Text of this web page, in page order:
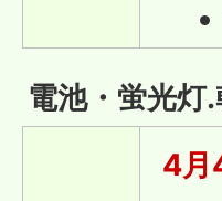
電池・蛍光灯
4月